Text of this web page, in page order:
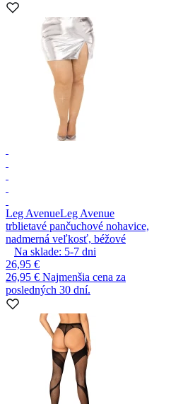
Leg AvenueLeg Avenue
trblietavé pančuchové nohavice,
nadmerná veľkosť, béžové
Na sklade: 5-7 dni
26,95 €
26,95 € Najmenšia cena za
posledných 30 dní.